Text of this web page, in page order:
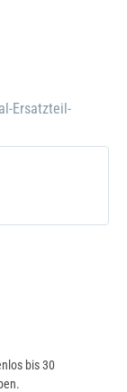
Ersatzteil-
bis 30